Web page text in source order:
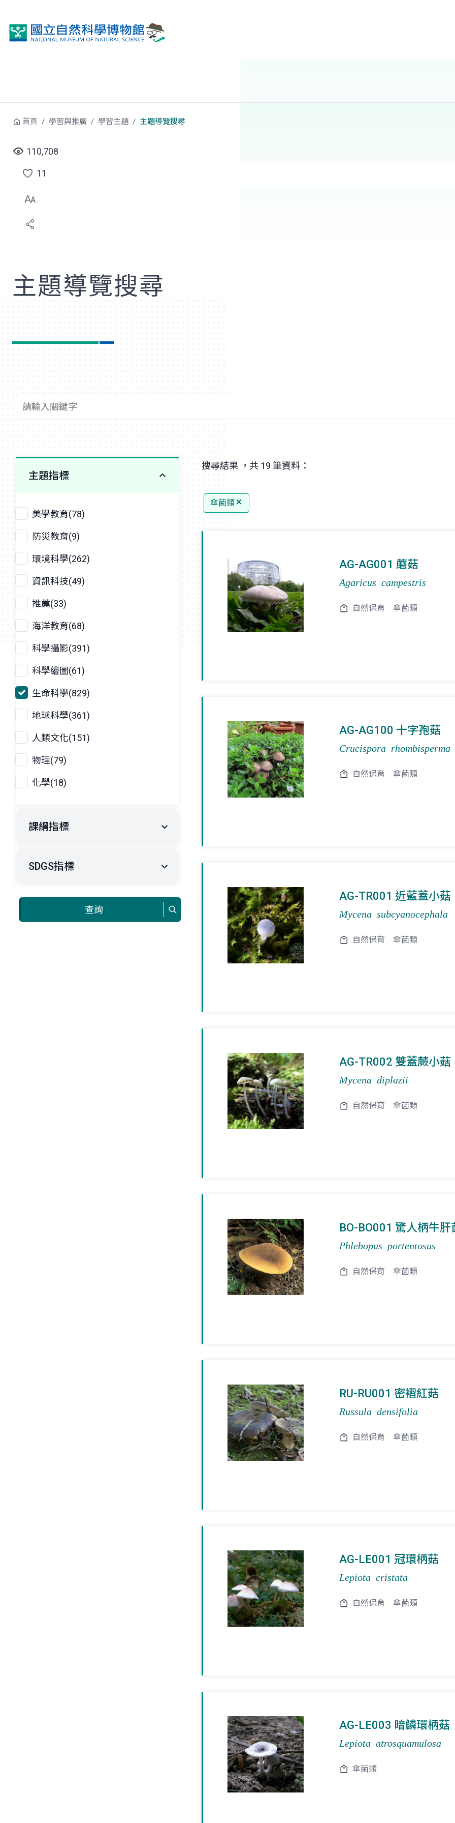
首頁 學習與推廣 學習主題 主題導覽搜尋
110,708
點
選
喜
11
主題導覽搜尋
查詢關鍵字
主題指標
美學教育(78)
防災教育(9)
環境科學(262)
資訊科技(49)
推薦(33)
海洋教育(68)
科學攝影(391)
科學繪圖(61)
生命科學(829)
地球科學(361)
人類文化(151)
物理(79)
化學(18)
課綱指標
SDGS指標
查詢
搜尋結果 ，共 19 筆資料：
傘菌類
AG-AG001 蘑菇
Agaricus campestris
自然保育 傘菌類
AG-AG100 十字孢菇
Crucispora rhombisperma
自然保育 傘菌類
AG-TR001 近藍蓋小菇
Mycena subcyanocephala
自然保育 傘菌類
AG-TR002 雙蓋蕨小菇
Mycena diplazii
自然保育 傘菌類
BO-BO001 驚人柄牛肝
Phlebopus portentosus
自然保育 傘菌類
RU-RU001 密褶紅菇
Russula densifolia
自然保育 傘菌類
AG-LE001 冠環柄菇
Lepiota cristata
自然保育 傘菌類
AG-LE003 暗鱗環柄菇
Lepiota atrosquamulosa
傘菌類